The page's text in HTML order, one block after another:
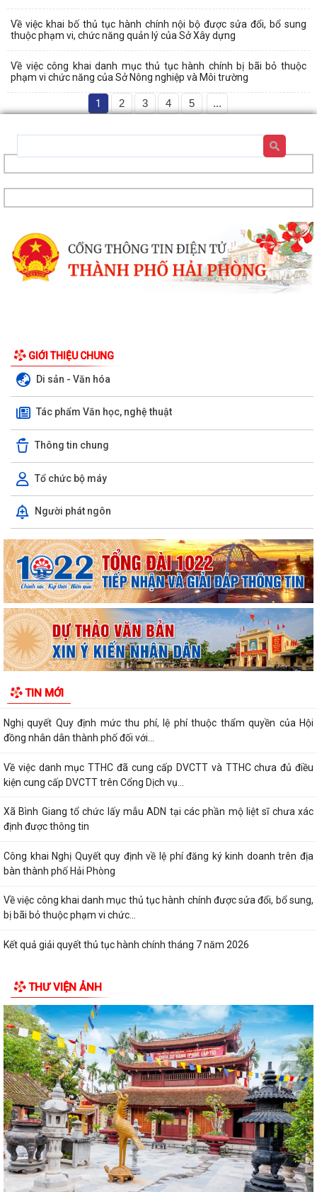
Về việc khai bố thủ tục hành chính nội bộ được sửa đổi, bổ sung
thuộc phạm vi, chức năng quản lý của Sở Xây dựng
Về việc công khai danh mục thủ tục hành chính bị bãi bỏ thuộc
phạm vi chức năng của Sở Nông nghiệp và Môi trường
1 2 3 4 5 ...
GIỚI THIỆU CHUNG
Di sản - Văn hóa
Tác phẩm Văn học, nghệ thuật
Thông tin chung
Tổ chức bộ máy
Người phát ngôn
TIN MỚI
bàn xã
Lãnh đạo xã Bình Giang kiểm tra tiến độ thi công các công trình trên
địa bàn
Về việc công khai danh mục thủ tục hành chính được sửa đổi, bổ sung,
thay thế, bị bãi bỏ thuộc...
Về việc công khai thủ tục hành chính ban hành mới, được sửa đổi, bổ
sung thuộc phạm vi chức năng...
chương Thanh niên xung phong vẻ...
Nghị quyết Quy định mức thu phí, lệ phí thuộc thẩm quyền của Hội
đồng nhân dân thành phố đối với...
Về việc danh mục TTHC đã cung cấp DVCTT và TTHC chưa đủ điều
kiện cung cấp DVCTT trên Cổng Dịch vụ...
Xã Bình Giang tổ chức lấy mẫu ADN tại các phần mộ liệt sĩ chưa xác
định được thông tin
Công khai Nghị Quyết quy định về lệ phí đăng ký kinh doanh trên địa
bàn thành phố Hải Phòng
Về việc công khai danh mục thủ tục hành chính được sửa đổi, bổ sung,
bị bãi bỏ thuộc phạm vi chức...
Kết quả giải quyết thủ tục hành chính tháng 7 năm 2026
LƯỢNG THEO TIÊU CHUẨN QUỐC GIA TCVN...
UBND xã triển khai giải quyết chế độ chính sách đối với người hoạt
động không chuyên trách ở thôn
Nghị quyết Về việc quy định mức chi thăm chúc tết Nguyên đán, thăm
hỏi ốm đau, trợ cấp đối với một...
Bình Giang triển khai Kế hoạch lấy mẫu hài cốt liệt sĩ
Xã Bình Giang học tập nghị quyết Hôi nghị lần thứ ba Ban Chấp hành
Trung ương Đảng khóa XIV
Về việc phê duyệt quy trình nội bộ giải quyết thủ tục hành chính thuộc
THƯ VIỆN ẢNH